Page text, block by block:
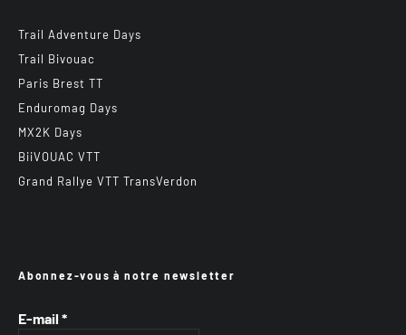
Trail Adventure Days
Trail Bivouac
Paris Brest TT
Enduromag Days
MX2K Days
BiiVOUAC VTT
Grand Rallye VTT TransVerdon
Abonnez-vous à notre newsletter
E-mail *